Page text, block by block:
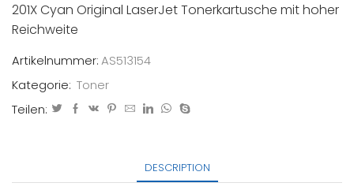
201X Cyan Original LaserJet Tonerkartusche mit hoher
Reichweite
Artikelnummer:AS513154
Kategorie: Toner
Teilen:
DESCRIPTION